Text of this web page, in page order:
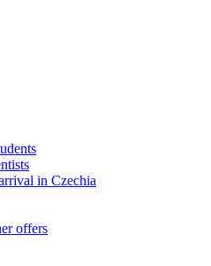
in Czechia
offers